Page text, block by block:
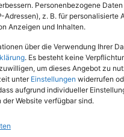
Personenbezogene
Adressen), z. B. für personalisierte
Anzeigen und Inhalten.
über die Verwendung Ihrer
. Es besteht keine
um dieses Angebot zu
unter Einstellungen widerrufen
aufgrund individueller
Website verfügbar sind.
© 2024. Alle Rechte
- 77438
In der Pluns 1, 56727